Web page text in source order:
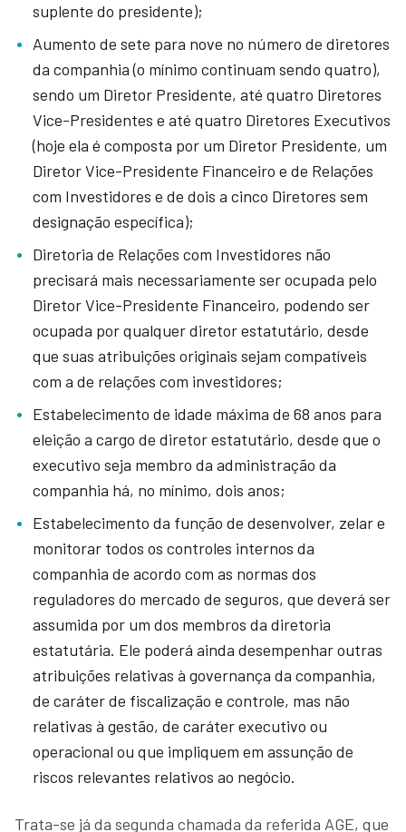
suplente do presidente);
Aumento de sete para nove no número de diretores
da companhia (o mínimo continuam sendo quatro),
sendo um Diretor Presidente, até quatro Diretores
Vice-Presidentes e até quatro Diretores Executivos
(hoje ela é composta por um Diretor Presidente, um
Diretor Vice-Presidente Financeiro e de Relações
com Investidores e de dois a cinco Diretores sem
designação específica);
Diretoria de Relações com Investidores não
precisará mais necessariamente ser ocupada pelo
Diretor Vice-Presidente Financeiro, podendo ser
ocupada por qualquer diretor estatutário, desde
que suas atribuições originais sejam compatíveis
com a de relações com investidores;
Estabelecimento de idade máxima de 68 anos para
eleição a cargo de diretor estatutário, desde que o
executivo seja membro da administração da
companhia há, no mínimo, dois anos;
Estabelecimento da função de desenvolver, zelar e
monitorar todos os controles internos da
companhia de acordo com as normas dos
reguladores do mercado de seguros, que deverá ser
assumida por um dos membros da diretoria
estatutária. Ele poderá ainda desempenhar outras
atribuições relativas à governança da companhia,
de caráter de fiscalização e controle, mas não
relativas à gestão, de caráter executivo ou
operacional ou que impliquem em assunção de
riscos relevantes relativos ao negócio.
Trata-se já da segunda chamada da referida AGE, que